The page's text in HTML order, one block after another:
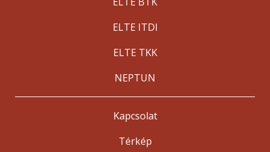
ELTE ITDI
ELTE TKK
NEPTUN
Kapcsolat
Térkép